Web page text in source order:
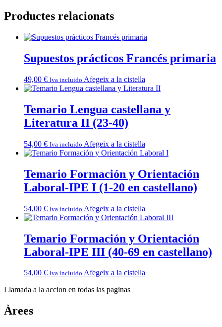
Productes relacionats
Supuestos prácticos Francés primaria
49,00 € Iva incluido Afegeix a la cistella
Temario Lengua castellana y
Literatura II (23-40)
54,00 € Iva incluido Afegeix a la cistella
Temario Formación y Orientación
Laboral-IPE I (1-20 en castellano)
54,00 € Iva incluido Afegeix a la cistella
Temario Formación y Orientación
Laboral-IPE III (40-69 en castellano)
54,00 € Iva incluido Afegeix a la cistella
Llamada a la accion en todas las paginas
Àrees